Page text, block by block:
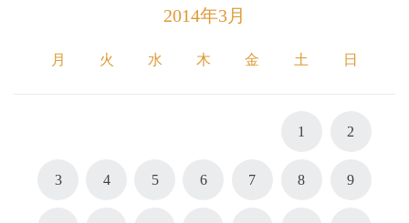
2014年3月
月 火 水 木 金 土 日
1 2
3 4 5 6 7 8 9